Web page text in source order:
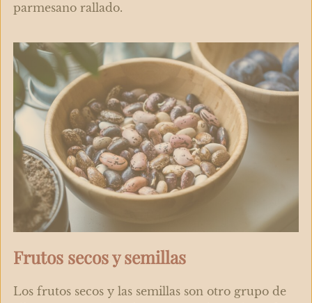
parmesano rallado.
Frutos secos y semillas
Los frutos secos y las semillas son otro grupo de